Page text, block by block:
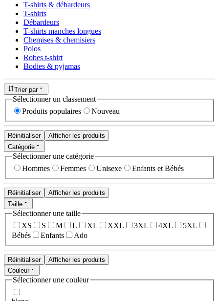
T-shirts & débardeurs
T-shirts
Débardeurs
T-shirts manches longues
Chemises & chemisiers
Polos
Robes t-shirt
Bodies & pyjamas
Trier par
Sélectionner un classement
Produits populaires
Nouveau
Réinitialiser
Afficher les produits
Catégorie
Sélectionner une catégorie
Hommes
Femmes Unisexe Enfants et Bébés
Réinitialiser
Afficher les produits
Taille
Sélectionner une taille
XS
S M L XL XXL 3XL 4XL
5XL
Bébés
Enfants Ado
Réinitialiser
Afficher les produits
Couleur
Sélectionner une couleur